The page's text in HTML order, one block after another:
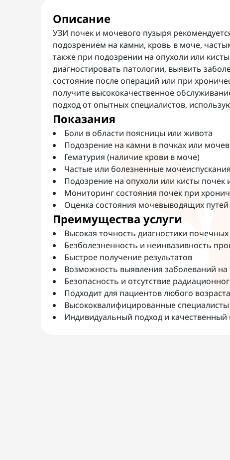
Описание
УЗИ почек и мочевого пузыря
подозрением на камни, кровь в моче,
также при подозрении на опухоли или
диагностировать патологии, выявить
состояние после операций или при
получите высококачественное
подход от опытных специалистов,
Показания
Боли в области поясницы или живота
Подозрение на камни в почках или
Гематурия (наличие крови в моче)
Частые или болезненные мочеиспускания
Подозрение на опухоли или кисты почек
Мониторинг состояния почек при
Оценка состояния мочевыводящих
Преимущества услуги
Высокая точность диагностики
Безболезненность и неинвазивность
Быстрое получение результатов
Возможность выявления заболеваний на
Безопасность и отсутствие
Подходит для пациентов любого возраста
Высококвалифицированные
Индивидуальный подход и качественный